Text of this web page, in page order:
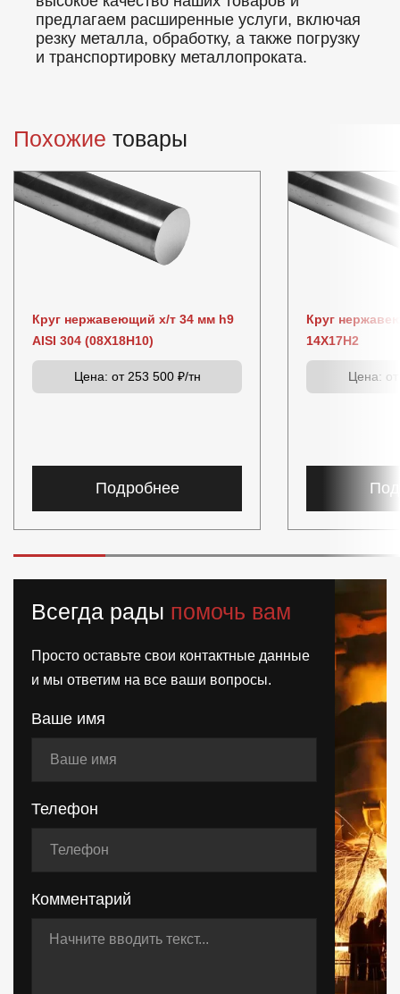
предлагаем расширенные услуги, включая
резку металла, обработку, а также погрузку
и транспортировку металлопроката.
Похожие товары
Круг нержавеющий х/т 34 мм h9
AISI 304 (08Х18Н10)
Цена: от 253 500 ₽/тн
Подробнее
Круг
14Х17Н2
Цена:
Всегда рады помочь вам
Просто оставьте свои контактные данные
и мы ответим на все ваши вопросы.
Ваше имя
Телефон
Комментарий